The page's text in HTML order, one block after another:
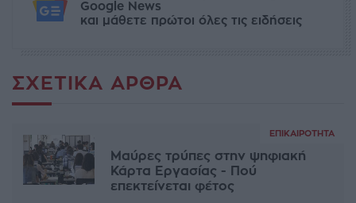
Google News
και μάθετε πρώτοι όλες τις ειδήσεις
ΣΧΕΤΙΚΆ ΆΡΘΡΑ
ΕΠΙΚΑΙΡΌΤΗΤΑ
Μαύρες τρύπες στην ψηφιακή
Κάρτα Εργασίας - Πού
επεκτείνεται φέτος